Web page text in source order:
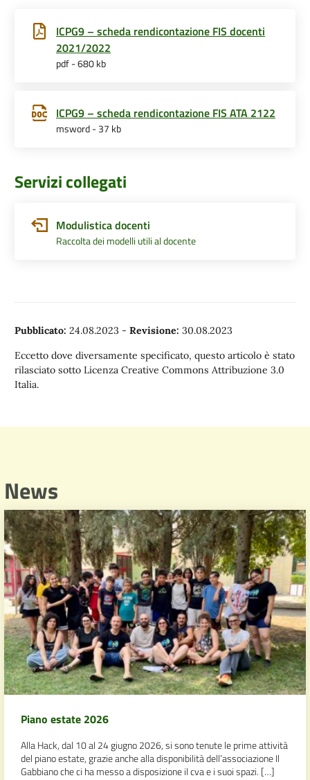
ICPG9 – scheda rendicontazione FIS docenti
2021/2022
pdf - 680 kb
ICPG9 – scheda rendicontazione FIS ATA 2122
msword - 37 kb
Servizi collegati
Modulistica docenti
Raccolta dei modelli utili al docente
Pubblicato: 24.08.2023 - Revisione: 30.08.2023
Eccetto dove diversamente specificato, questo articolo è stato
rilasciato sotto Licenza Creative Commons Attribuzione 3.0
Italia.
News
Piano estate 2026
Alla Hack, dal 10 al 24 giugno 2026, si sono tenute le prime attività
del piano estate, grazie anche alla disponibilità dell’associazione Il
Gabbiano che ci ha messo a disposizione il cva e i suoi spazi. […]